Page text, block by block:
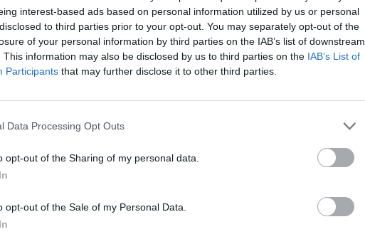
interest-based ads based on personal information utilized by us or personal
to third parties prior to your opt-out. You may separately opt-out of the
of your personal information by third parties on the IAB’s list of downstream
This information may also be disclosed by us to third parties on the IAB’s List of
Participants that may further disclose it to other third parties.
Data Processing Opt Outs
opt-out of the Sharing of my personal data.
opt-out of the Sale of my Personal Data.
kampány a nyúlhús-
népszerűsítésére
Szemle